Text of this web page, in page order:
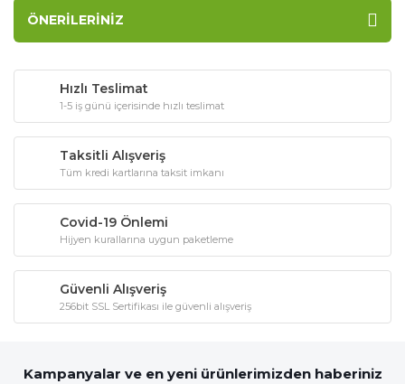
ÖNERILERINIZ
Hızlı Teslimat
1-5 iş günü içerisinde hızlı teslimat
Taksitli Alışveriş
Tüm kredi kartlarına taksit imkanı
Covid-19 Önlemi
Hijyen kurallarına uygun paketleme
Güvenli Alışveriş
256bit SSL Sertifikası ile güvenli alışveriş
Kampanyalar ve en yeni ürünlerimizden haberiniz